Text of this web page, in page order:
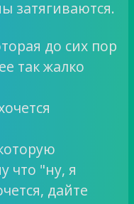
затягиваются.
до сих пор
так жалко
что "ну, я
дайте